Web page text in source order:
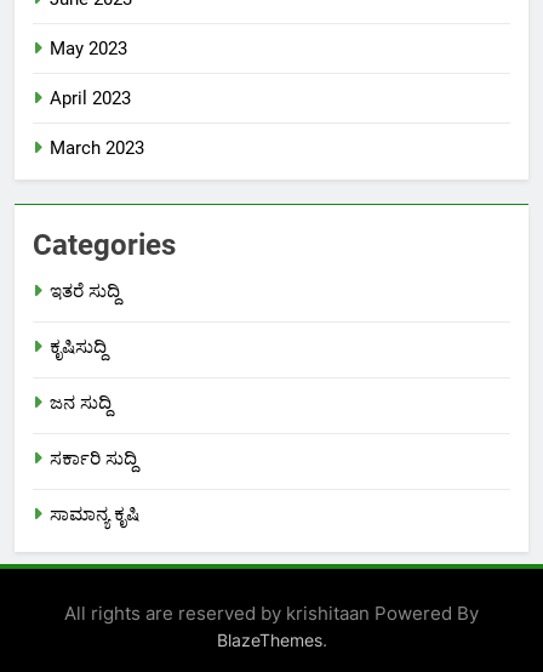
May 2023
April 2023
March 2023
Categories
ಇತರೆ ಸುದ್ದಿ
ಕೃಷಿಸುದ್ದಿ
ಜನ ಸುದ್ದಿ
ಸರ್ಕಾರಿ ಸುದ್ದಿ
ಸಾಮಾನ್ಯ ಕೃಷಿ
All rights are reserved by krishitaan Powered By
BlazeThemes.